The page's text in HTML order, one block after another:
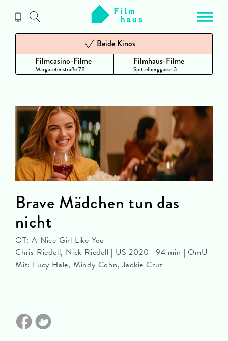
Inhalt
Filmcasino-Filme
Margaretenstraße 78
Beide Kinos
Filmhaus-Filme
Spittelberggasse 3
Brave Mädchen tun das
nicht
OT: A Nice Girl Like You
Chris Riedell, Nick Riedell | US 2020 | 94 min | OmU
Mit: Lucy Hale, Mindy Cohn, Jackie Cruz